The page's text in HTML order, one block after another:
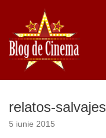
Sari
la
conținut
relatos-salvajes
5 iunie 2015